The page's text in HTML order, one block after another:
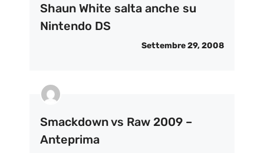
Shaun White salta anche su
Nintendo DS
Settembre 29, 2008
Smackdown vs Raw 2009 –
Anteprima